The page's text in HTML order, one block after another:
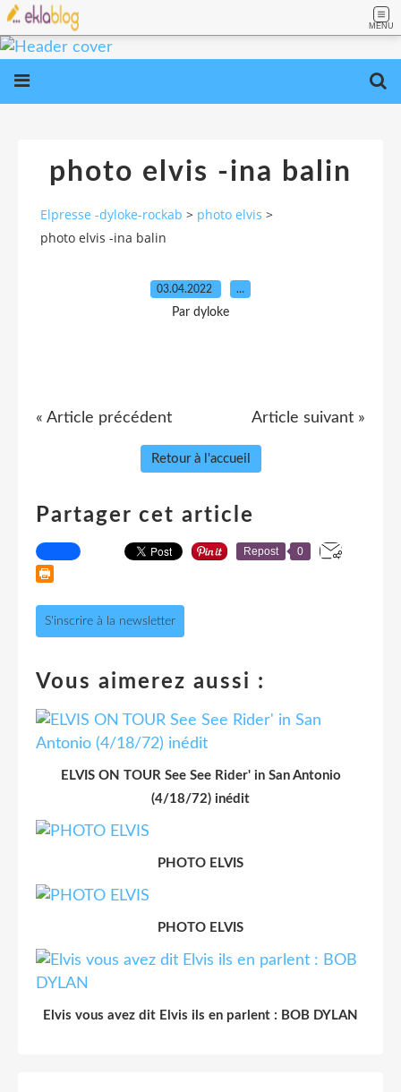
MENU
photo elvis -ina balin
Elpresse -dyloke-rockab > photo elvis >
photo elvis -ina balin
03.04.2022 …
Par dyloke
« Article précédent Article suivant »
Retour à l'accueil
Partager cet article
Repost 0
S'inscrire à la newsletter
Vous aimerez aussi :
ELVIS ON TOUR See See Rider' in San Antonio
(4/18/72) inédit
PHOTO ELVIS
PHOTO ELVIS
Elvis vous avez dit Elvis ils en parlent : BOB DYLAN